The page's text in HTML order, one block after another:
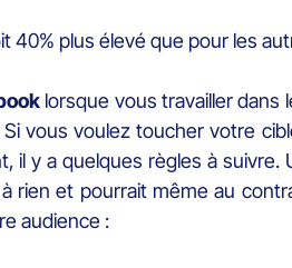
40% plus élevé que pour les
lorsque vous travailler dans
vous voulez toucher votre
y a quelques règles à suivre.
rien et pourrait même au
audience :